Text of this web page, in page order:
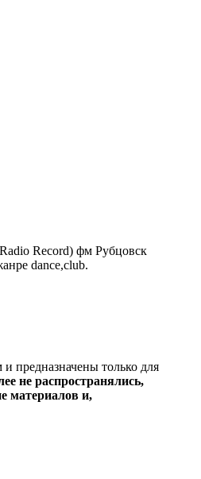
Record) фм Рубцовск
dance,club.
предназначены только для
не распространялись,
материалов и,